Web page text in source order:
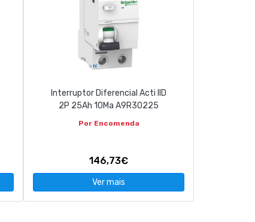
Interruptor Diferencial Acti IID
2P 25Ah 10Ma A9R30225
Por Encomenda
146,73€
Ver mais